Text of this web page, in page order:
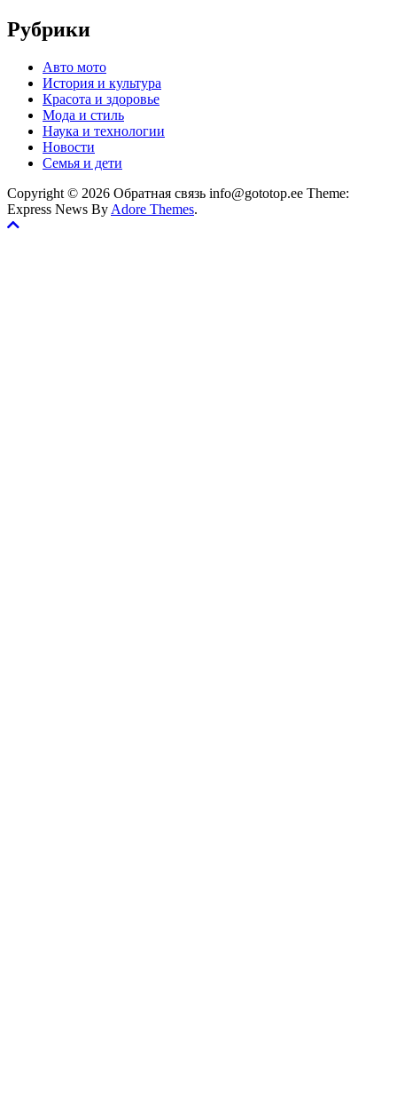
Рубрики
Авто мото
История и культура
Красота и здоровье
Мода и стиль
Наука и технологии
Новости
Семья и дети
Copyright © 2026 Обратная связь info@gototop.ee Theme:
Express News By Adore Themes.